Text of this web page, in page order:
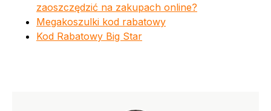
zaoszczędzić na zakupach online?
Megakoszulki kod rabatowy
Kod Rabatowy Big Star